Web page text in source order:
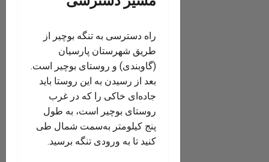
راه دسترسی به تنگه بوچیر از
طریق شهرستان پارسیان
(گاوبندی) و روستای بوچیر است.
بعد از رسیدن به این روستا باید
جاده‌ای خاکی‌ را که در غرب
روستای بوچیر است، به طول
پنج کیلومتر به‌سمت شمال طی
کنید تا به ورودی تنگه برسید.